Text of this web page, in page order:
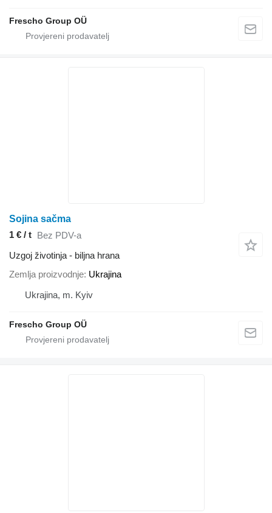
Frescho Group OÜ
Sojina sačma
1 € / t Bez PDV-a
Uzgoj životinja - biljna hrana
Zemlja proizvodnje Ukrajina
Ukrajina, m. Kyiv
Frescho Group OÜ